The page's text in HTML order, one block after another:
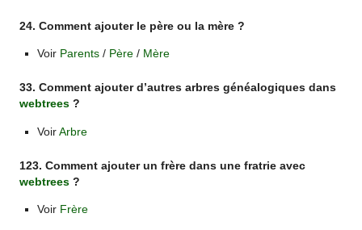
24. Comment ajouter le père ou la mère ?
Voir Parents/ Père/ Mère
33. Comment ajouter d’autres arbres généalogiques dans
webtrees ?
VoirArbre
123. Comment ajouter un frère dans une fratrie avec
webtrees ?
Voir Frère